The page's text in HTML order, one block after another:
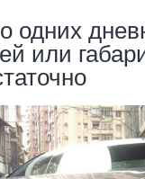
одних
или